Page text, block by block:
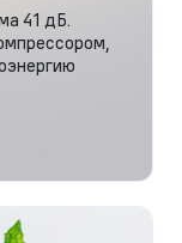
41 дБ.